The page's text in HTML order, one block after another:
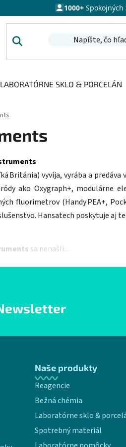
1000+Spokojných
LABORATÓRNE SKLO & PORCELÁN
Británia) vyvíja, vyrába a
ako Oxygraph+, modulárne
fluorimetrov (Handy PEA+,
Hansatech poskytuje
sa nenašli...
Naše produkty
Reagencie
Bežná chémia
Laboratórne sklo &
Spotrebný materiál